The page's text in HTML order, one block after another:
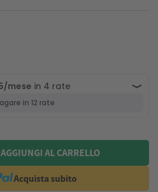
AGGIUNGI AL CARRELLO
Acquista subito